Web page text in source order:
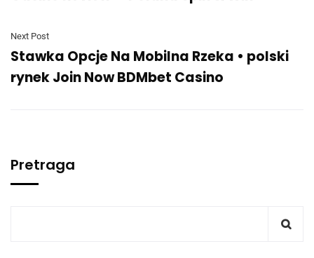
Next Post
Stawka Opcje Na Mobilna Rzeka • polski
rynek Join Now BDMbet Casino
Pretraga